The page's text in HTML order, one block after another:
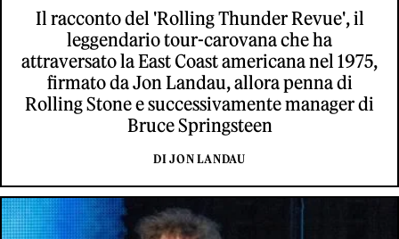
Il racconto del 'Rolling Thunder Revue', il
leggendario tour-carovana che ha
attraversato la East Coast americana nel 1975,
firmato da Jon Landau, allora penna di
Rolling Stone e successivamente manager di
Bruce Springsteen
DI JON LANDAU